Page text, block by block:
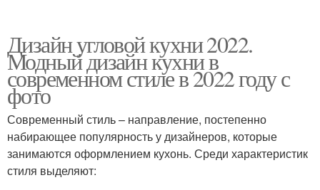
Дизайн угловой кухни 2022.
Модный дизайн кухни в
современном стиле в 2022 году с
фото
Современный стиль – направление, постепенно
набирающее популярность у дизайнеров, которые
занимаются оформлением кухонь. Среди характеристик
стиля выделяют: